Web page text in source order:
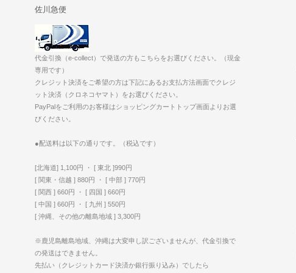
佐川急便
代金引換（e-collect）で発送の方もこちらをお選びください。（現金
専用です）
クレジット決済をご希望の方は下記にあるお支払方法画面でクレジ
ット決済（クロネコヤマト）をお選びください。
PayPalをご利用のお客様はショッピングカートトップ画面よりお選
びください。
●配送料は以下の通りです。（税込です）
[北海道] 1,100円 ・ [ 東北 ]990円
[ 関東・信越 ] 880円 ・ [ 中部 ] 770円
[ 関西 ] 660円 ・ [ 四国 ] 660円
[ 中国 ] 660円 ・ [ 九州 ] 550円
[ 沖縄、その他の離島地域 ] 3,300円
※鹿児島離島地域、沖縄は大変申し訳ございませんが、代金引換で
の発送はできません。
先払い（クレジットカード決済か銀行振り込み）でしたら